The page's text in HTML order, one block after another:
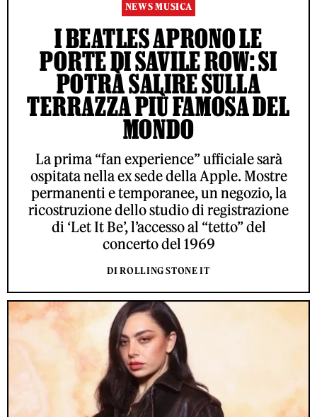
NEWS MUSICA
I BEATLES APRONO LE
PORTE DI SAVILE ROW: SI
POTRÀ SALIRE SULLA
TERRAZZA PIÙ FAMOSA DEL
MONDO
La prima “fan experience” ufficiale sarà
ospitata nella ex sede della Apple. Mostre
permanenti e temporanee, un negozio, la
ricostruzione dello studio di registrazione
di ‘Let It Be’, l’accesso al “tetto” del
concerto del 1969
DI ROLLING STONE IT